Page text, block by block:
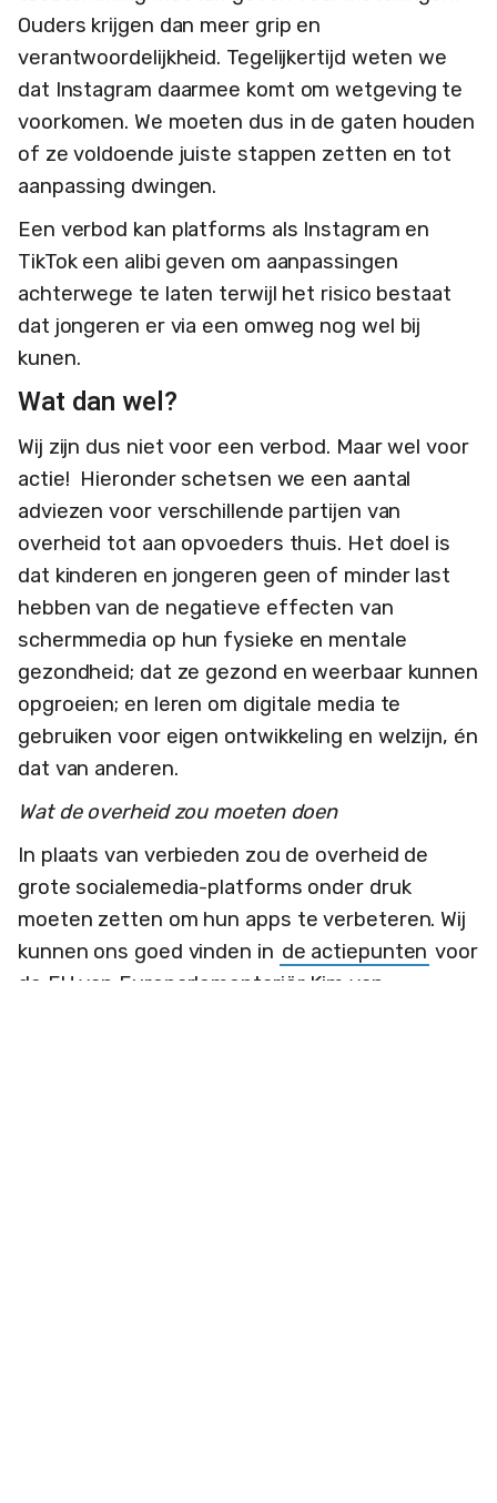
Ouders krijgen dan meer grip en
verantwoordelijkheid. Tegelijkertijd weten we
dat Instagram daarmee komt om wetgeving te
voorkomen. We moeten dus in de gaten houden
of ze voldoende juiste stappen zetten en tot
aanpassing dwingen.
Een verbod kan platforms als Instagram en
TikTok een alibi geven om aanpassingen
achterwege te laten terwijl het risico bestaat
dat jongeren er via een omweg nog wel bij
kunen.
Wat dan wel?
Wij zijn dus niet voor een verbod. Maar wel voor
actie! Hieronder schetsen we een aantal
adviezen voor verschillende partijen van
overheid tot aan opvoeders thuis. Het doel is
dat kinderen en jongeren geen of minder last
hebben van de negatieve effecten van
schermmedia op hun fysieke en mentale
gezondheid; dat ze gezond en weerbaar kunnen
opgroeien; en leren om digitale media te
gebruiken voor eigen ontwikkeling en welzijn, én
dat van anderen.
Wat de overheid zou moeten doen
In plaats van verbieden zou de overheid de
grote socialemedia-platforms onder druk
moeten zetten om hun apps te verbeteren. Wij
kunnen ons goed vinden in de actiepunten voor
de EU van Europarlementariër Kim van